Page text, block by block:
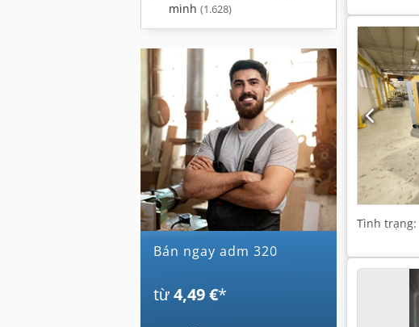
minh (1.628)
Bán ngay adm 320
từ4,49 €*
Tình trạng: